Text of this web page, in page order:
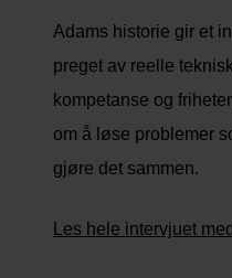
Adams historie gir et
preget av reelle
kompetanse og
om å løse problemer
gjøre det sammen.
Les hele intervjuet